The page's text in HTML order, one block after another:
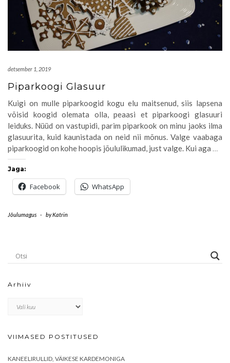
detsember 1, 2019
Piparkoogi Glasuur
Kuigi on mulle piparkoogid kogu elu maitsenud, siis lapsena
võisid koogid olemata olla, peaasi et piparkoogi glasuuri
leiduks. Nüüd on vastupidi, parim piparkook on minu jaoks ilma
glasuurita, kuid kaunistada on neid nii mõnus. Valge vaabaga
piparkoogid on kohe hoopis jõululikumad, just valge. Kui aga …
Jaga:
Facebook WhatsApp
Jõulumagus - byKatrin
Arhiiv
Arhiiv
VIIMASED POSTITUSED
KANEELIRULLID, VÄIKESE KARDEMONIGA